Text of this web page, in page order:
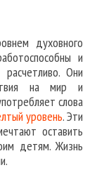
духовного
и
Они
на мир и
слова
уровень. Эти
оставить
детям. Жизнь